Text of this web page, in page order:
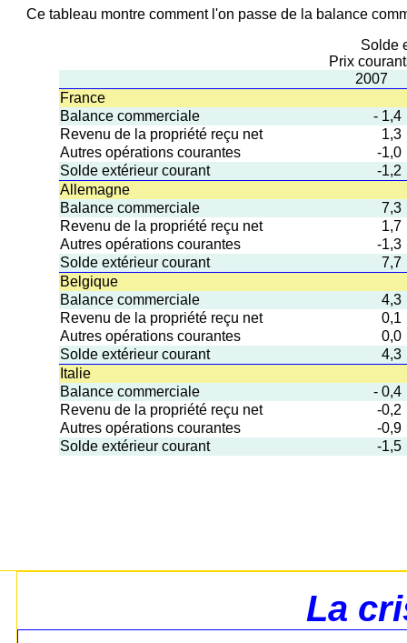
Ce tableau montre comment l'on passe de la balance
Solde
Prix
2007
France
Balance commerciale
- 1,4
Revenu de la propriété reçu net
1,3
Autres opérations courantes
-1,0
Solde extérieur courant
-1,2
Allemagne
Balance commerciale
7,3
Revenu de la propriété reçu net
1,7
Autres opérations courantes
-1,3
Solde extérieur courant
7,7
Belgique
Balance commerciale
4,3
Revenu de la propriété reçu net
0,1
Autres opérations courantes
0,0
Solde extérieur courant
4,3
Italie
Balance commerciale
- 0,4
Revenu de la propriété reçu net
-0,2
Autres opérations courantes
-0,9
Solde extérieur courant
-1,5
La